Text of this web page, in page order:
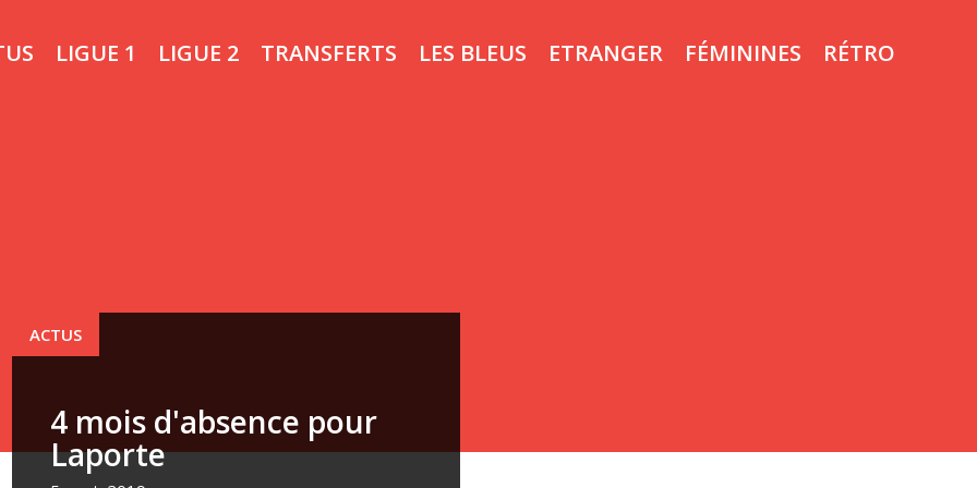
LIGUE 1 LIGUE 2 TRANSFERTS LES BLEUS ETRANGER FÉMININES RÉTRO
ACTUS
4 mois d'absence pour
Laporte